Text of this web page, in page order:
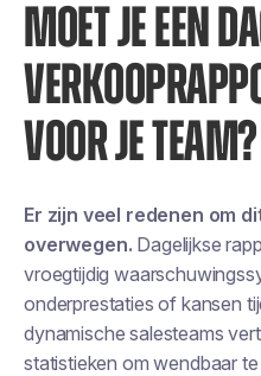
MOET JE EEN
VOOR JE TEAM?
Er zijn veel redenen om
overwegen. Dagelijkse
vroegtijdig
onderprestaties of kansen
dynamische salesteams
statistieken om wendbaar te